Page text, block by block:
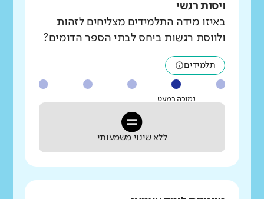
ויסות רגשי
באיזו מידה התלמידים מצליחים לזהות
ולווסת רגשות ביחס לבתי הספר הדומים?
תלמידים
נמוכה במעט
ללא שינוי משמעותי